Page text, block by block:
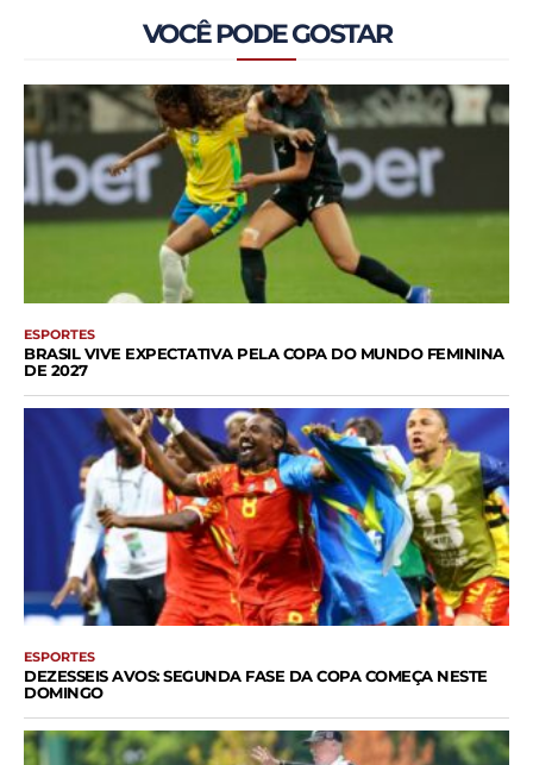
VOCÊ PODE GOSTAR
ESPORTES
BRASIL VIVE EXPECTATIVA PELA COPA DO MUNDO FEMININA
DE 2027
ESPORTES
DEZESSEIS AVOS: SEGUNDA FASE DA COPA COMEÇA NESTE
DOMINGO